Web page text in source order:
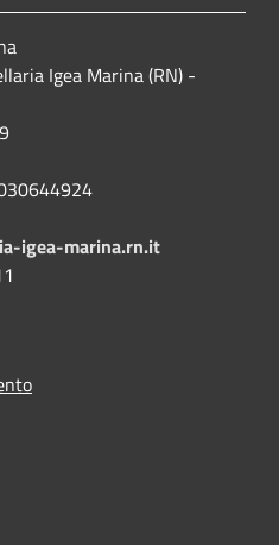
Igea Marina (RN) -
igea-marina.rn.it